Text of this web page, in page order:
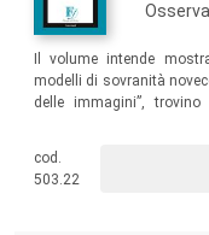
Il volume intende
modelli di sovranità
delle immagini”, trovino
privilegiata per
sembrano piegarsi fin
più il suo volto fra folle
cod.
503.22